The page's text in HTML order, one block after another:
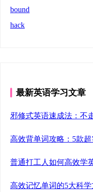
bound
hack
最新英语学习文章
邪修式英语速成法：不
高效背单词攻略：5款
高效记忆单词的5大科